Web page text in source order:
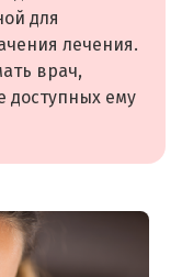
для
лечения.
врач,
доступных ему